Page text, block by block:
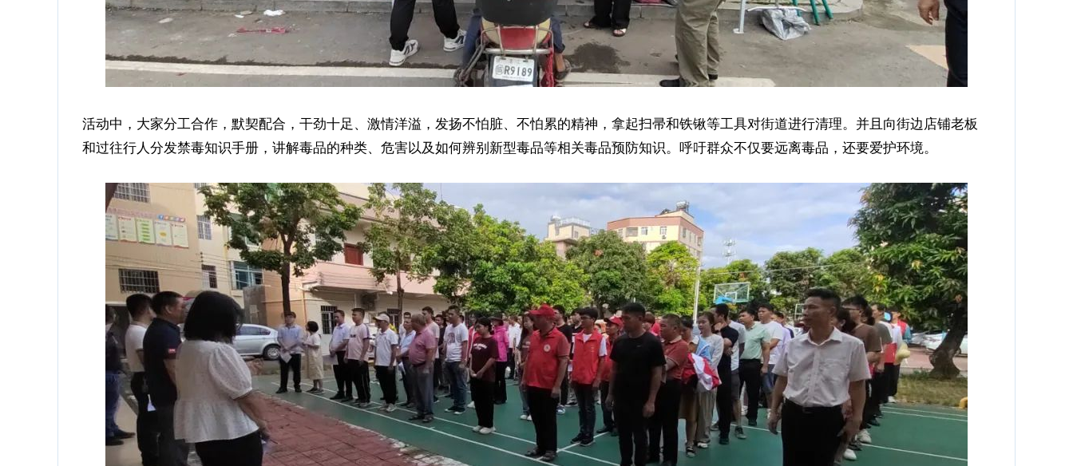
活动中，大家分工合作，默契配合，干劲十足、激情洋溢，发扬不怕脏、不怕累的精神，拿起扫帚和铁锹等工具对街道进行清理。并且向街边店铺老板
和过往行人分发禁毒知识手册，讲解毒品的种类、危害以及如何辨别新型毒品等相关毒品预防知识。呼吁群众不仅要远离毒品，还要爱护环境。